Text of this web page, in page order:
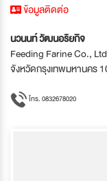
ข้อมูลติดต่อ
นวนนท์ วัฒนอริยกิจ
Feeding Farine Co.,
จังหวัดกรุงเทพมหานคร
โทร. 0832678020